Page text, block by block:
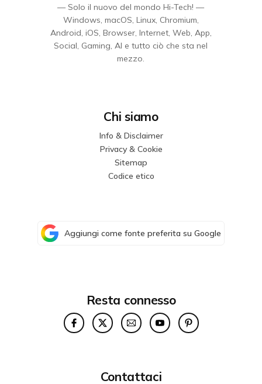
— Solo il nuovo del mondo Hi-Tech! —
Windows, macOS, Linux, Chromium,
Android, iOS, Browser, Internet, Web, App,
Social, Gaming, AI e tutto ciò che sta nel
mezzo.
Chi siamo
Info & Disclaimer
Privacy & Cookie
Sitemap
Codice etico
Aggiungi come fonte preferita su Google
Resta connesso
Contattaci